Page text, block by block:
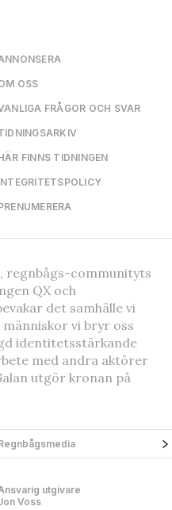
OSS
FRÅGOR OCH SVAR
FINNS TIDNINGEN
regnbågs-communityts
QX och
det samhälle vi
vi bryr oss
identitetsstärkande
med andra aktörer
utgör kronan på
utgivare
Voss